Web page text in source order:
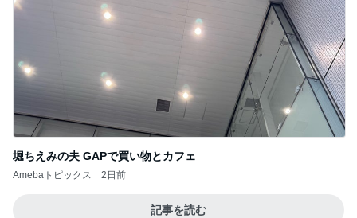
堀ちえみの夫 GAPで買い物とカフェ
2日前
記事を読む
Amebaトピックス 17時間前